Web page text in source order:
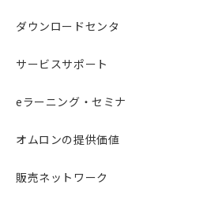
ダウンロードセンタ
サービスサポート
eラーニング・セミナ
オムロンの提供価値
販売ネットワーク